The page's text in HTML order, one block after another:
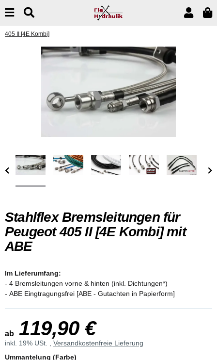
405 II [4E Kombi]
Stahlflex Bremsleitungen für
Peugeot 405 II [4E Kombi] mit
ABE
Im Lieferumfang:
- 4 Bremsleitungen vorne & hinten (inkl. Dichtungen*)
- ABE Eingtragungsfrei [ABE - Gutachten in Papierform]
ab 119,90 €
inkl. 19% USt. , Versandkostenfreie Lieferung
Ummantelung (Farbe)